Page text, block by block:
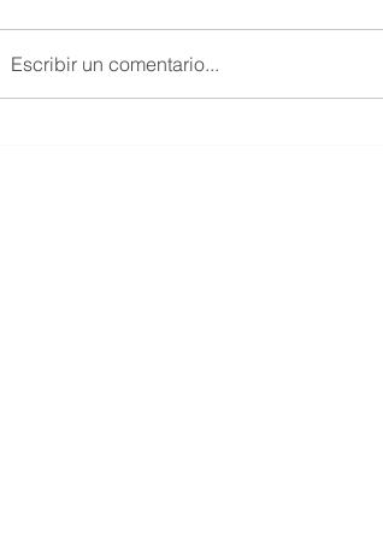
Escribir un comentario...